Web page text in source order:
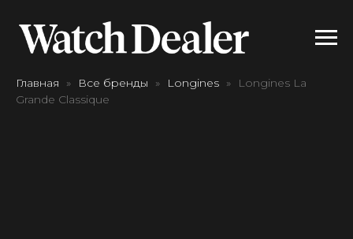
Главная Все бренды Longines
Longines La
Grande Classique